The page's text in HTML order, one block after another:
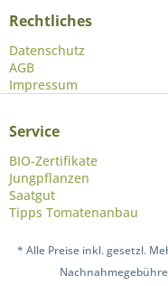
Rechtliches
Datenschutz
AGB
Impressum
Service
BIO-Zertifikate
Jungpflanzen
Saatgut
Tipps Tomatenanbau
* Alle Preise inkl. gesetzl.